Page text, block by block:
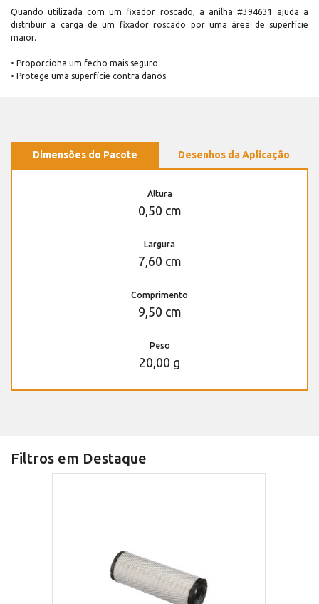
Quando utilizada com um fixador roscado, a anilha #394631 ajuda a
distribuir a carga de um fixador roscado por uma área de superfície
maior.
• Proporciona um fecho mais seguro
• Protege uma superfície contra danos
Dimensões do Pacote Desenhos da Aplicação
Altura
0,50 cm
Largura
7,60 cm
Comprimento
9,50 cm
Peso
20,00 g
Filtros em Destaque